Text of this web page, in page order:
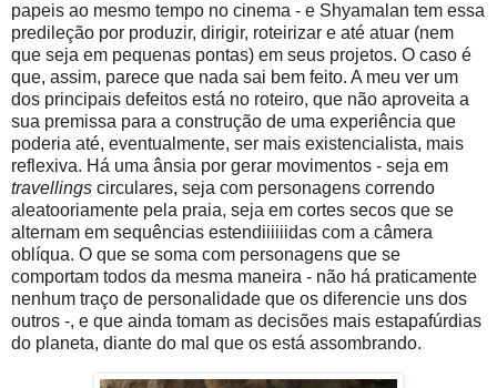
papeis ao mesmo tempo no cinema - e Shyamalan tem essa
predileção por produzir, dirigir, roteirizar e até atuar (nem
que seja em pequenas pontas) em seus projetos. O caso é
que, assim, parece que nada sai bem feito. A meu ver um
dos principais defeitos está no roteiro, que não aproveita a
sua premissa para a construção de uma experiência que
poderia até, eventualmente, ser mais existencialista, mais
reflexiva. Há uma ânsia por gerar movimentos - seja em
travellings circulares, seja com personagens correndo
aleatooriamente pela praia, seja em cortes secos que se
alternam em sequências estendiiiiiidas com a câmera
oblíqua. O que se soma com personagens que se
comportam todos da mesma maneira - não há praticamente
nenhum traço de personalidade que os diferencie uns dos
outros -, e que ainda tomam as decisões mais estapafúrdias
do planeta, diante do mal que os está assombrando.